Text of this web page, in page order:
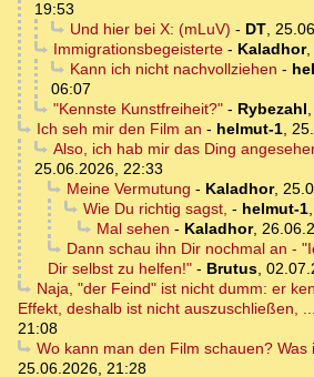
19:53
Und hier bei X: (mLuV) - DT,
Immigrationsbegeisterte- Kaladhor,
Kann ich nicht nachvollziehen -
06:07
"Kennste Kunstfreiheit?"- Rybezahl,
Ich seh mir den Film an - helmut-1,
Also, ich hab mir das Ding
25.06.2026, 22:33
Meine Vermutung - Kaladhor,
Wie Du richtig sagst, - helmut-1,
Mal sehen - Kaladhor,
Dann schau ihn Dir nochmal an -
Dir selbst zu helfen!" - Brutus,
Naja, "der Feind" ist nicht dumm: er
Effekt, deshalb ist nicht auszuschließen, ...
21:08
Wo kann man den Film schauen? Was
25.06.2026, 21:28